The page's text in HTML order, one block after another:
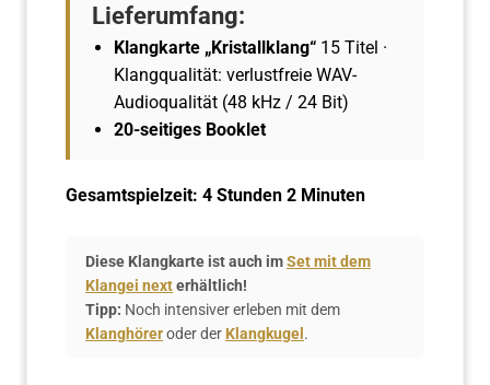
Lieferumfang:
Klangkarte „Kristallklang“ 15 Titel ·
Klangqualität: verlustfreie WAV-
Audioqualität (48 kHz / 24 Bit)
20-seitiges Booklet
Gesamtspielzeit: 4 Stunden 2 Minuten
Diese Klangkarte ist auch imSet mit dem
Klangei nexterhältlich!
Tipp: Noch intensiver erleben mit dem
Klanghöreroder der Klangkugel .